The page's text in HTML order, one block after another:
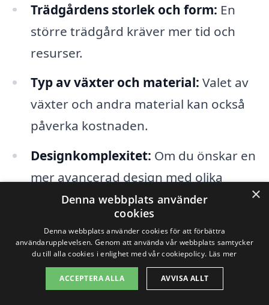
Trädgårdens storlek och form: En
större trädgård kräver mer tid och
resurser.
Typ av växter och material: Valet av
växter och andra material kan också
påverka kostnaden.
Designkomplexitet: Om du önskar en
mer avancerad design med olika
nivåer och element, kan detta öka
Konsultation och planering:
Timpriser för konsultation och
designarbete varierar mellan olika
×
Denna webbplats använder
cookies
Denna webbplats använder cookies för att förbättra
användarupplevelsen. Genom att använda vår webbplats samtycker
du till alla cookies i enlighet med vår cookiepolicy. Läs mer
ACCEPTERA ALLA AVVISA ALLT